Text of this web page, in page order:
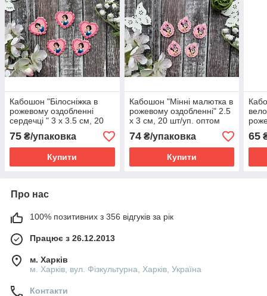
Кабошон "Білосніжка в
рожевому оздобленні
сердечці " 3 х 3.5 см, 20
шт/уп. оптом
75 ₴/упаковка
Купити
Кабошон "Мінні малютка в
рожевому оздобленні" 2.5
х 3 см, 20 шт/уп. оптом
74₴/упаковка
Купити
шт/
65
Про нас
100% позитивних з 356 відгуків за рік
Працює з 26.12.2013
м. Харків
м. Харків, вул. Фізкультурна, Харків, Україна
Контакти